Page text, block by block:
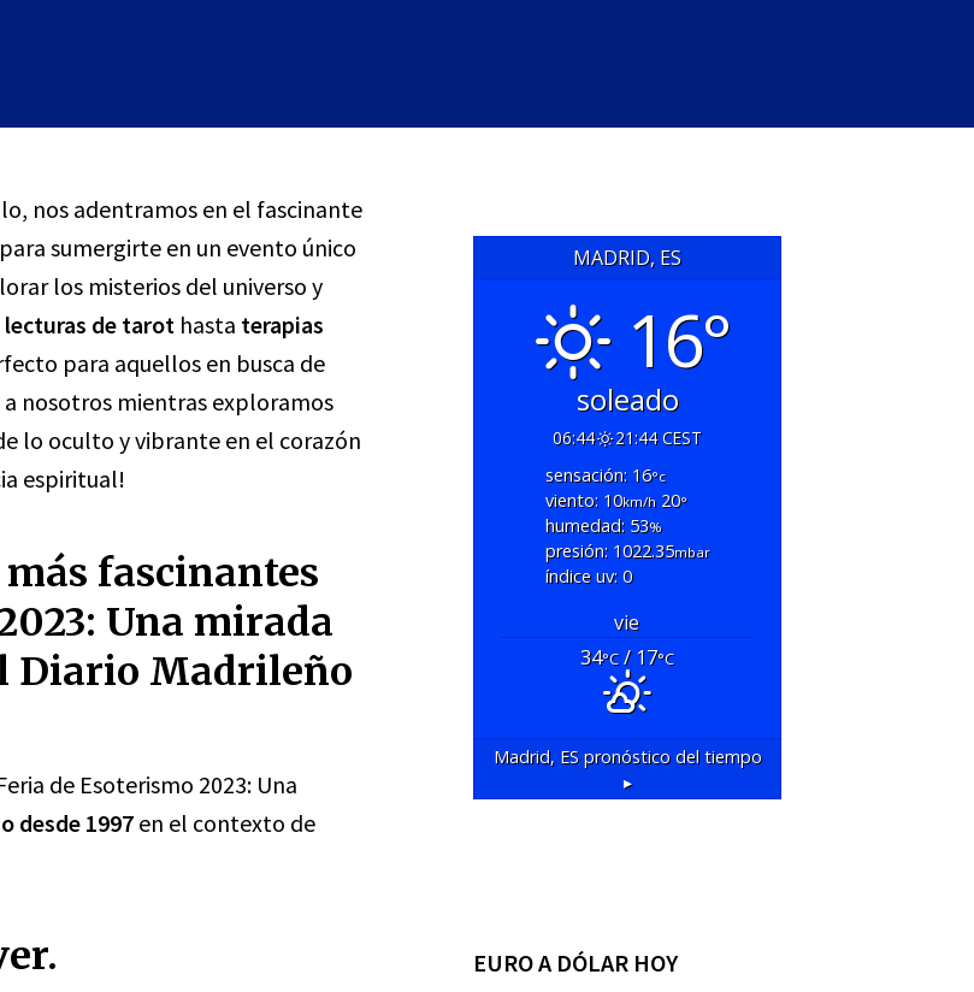
nos adentramos en el fascinante
sumergirte en un evento único
los misterios del universo y
lecturas de tarot hasta terapias
para aquellos en busca de
nosotros mientras exploramos
lo oculto y vibrante en el corazón
espiritual!
fascinantes
Una mirada
Diario Madrileño
de Esoterismo 2023: Una
desde 1997 en el contexto de
MADRID, ES
16°
soleado
06:44
21:44 CEST
sensación: 16°c
viento: 10km/h20°
humedad: 53%
presión: 1022.35mbar
índice uv: 0
vie
34°C/ 17°C
Madrid, ESpronóstico del tiempo
▸
EURO A DÓLAR HOY